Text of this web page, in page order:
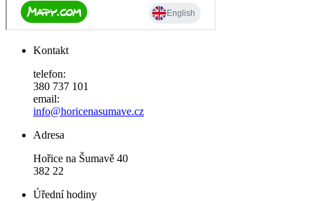
Kontakt
telefon:
380 737 101
email:
info@horicenasumave.cz
Adresa
Hořice na Šumavě 40
382 22
Úřední hodiny